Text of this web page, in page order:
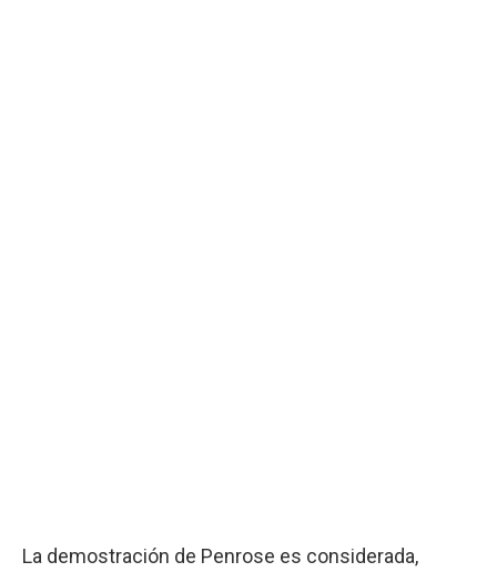
La demostración de Penrose es considerada,